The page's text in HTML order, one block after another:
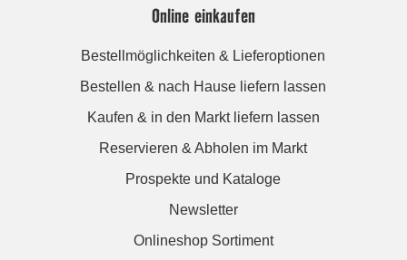
Online einkaufen
Bestellmöglichkeiten & Lieferoptionen
Bestellen & nach Hause liefern lassen
Kaufen & in den Markt liefern lassen
Reservieren & Abholen im Markt
Prospekte und Kataloge
Newsletter
Onlineshop Sortiment